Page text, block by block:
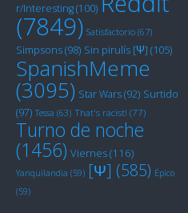
r/Interesting(100)
(7849) Satisfactorio (67)
Simpsons(98) Sin pirulís [Ψ] (105)
SpanishMeme
(3095) Star Wars(92) Surtido
(97) Tessa (63) That's racist! (77)
Turno de noche
(1456) Viernes(116)
Yanquilandia (59) [Ψ] (585) Épico
(59)